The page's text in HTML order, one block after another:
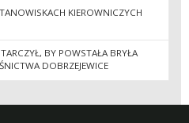
KIEROWNICZYCH
BY POWSTAŁA BRYŁA
DOBRZEJEWICE